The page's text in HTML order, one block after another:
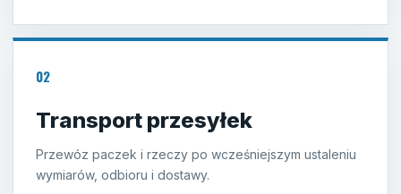
02
Transport przesyłek
Przewóz paczek i rzeczy po wcześniejszym ustaleniu
wymiarów, odbioru i dostawy.